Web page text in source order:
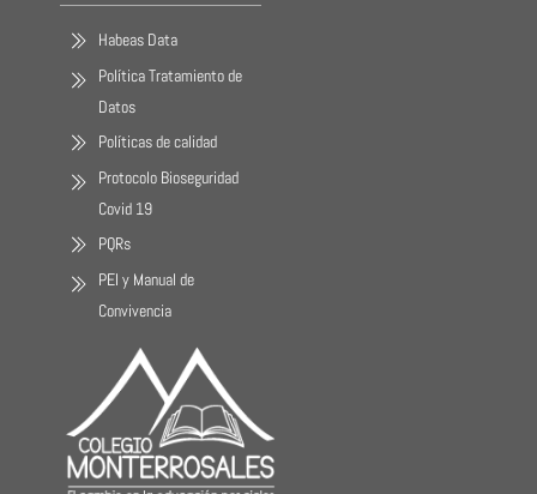
Habeas Data
Política Tratamiento de
Datos
Políticas de calidad
Protocolo Bioseguridad
Covid 19
PQRs
PEI y Manual de
Convivencia